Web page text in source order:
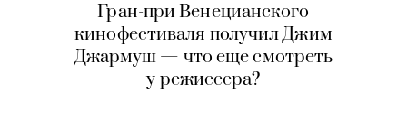
Гран-при Венецианского
кинофестиваля получил Джим
Джармуш — что еще смотреть
у режиссера?